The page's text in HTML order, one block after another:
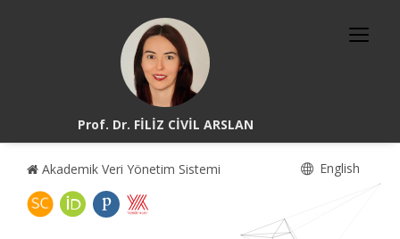
Prof. Dr. FİLİZ CİVİL ARSLAN
Akademik Veri Yönetim Sistemi English